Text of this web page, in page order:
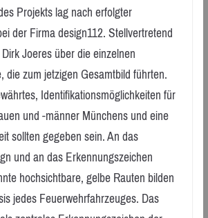
Projekts lag nach erfolgter
der Firma design112. Stellvertretend
Joeres über die einzelnen
die zum jetzigen Gesamtbild führten.
Identifikationsmöglichkeiten für
und -männer Münchens und eine
sollten gegeben sein. An das
und an das Erkennungszeichen
hochsichtbare, gelbe Rauten bilden
jedes Feuerwehrfahrzeuges. Das